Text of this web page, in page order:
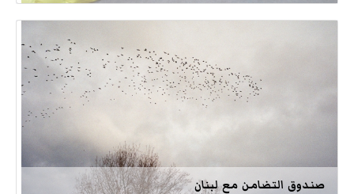
صندوق التضامن مع لبنان